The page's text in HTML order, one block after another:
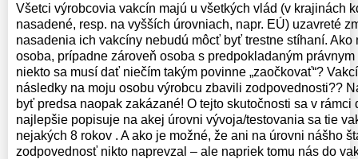
Všetci výrobcovia vakcín majú u všetkých vlád (v krajinách
nasadené, resp. na vyšších úrovniach, napr. EÚ) uzavreté
nasadenia ich vakcíny nebudú môcť byť trestne stíhaní.
osoba, prípadne zároveň osoba s predpokladaným
niekto sa musí dať niečím takým povinne „zaočkovať“?
následky na moju osobu výrobcu zbavili zodpovednosti??
byť predsa naopak zakázané! O tejto skutočnosti sa v rámci
najlepšie popisuje na akej úrovni vývoja/testovania sa tie
nejakých 8 rokov . A ako je možné, že ani na úrovni nášho
zodpovednosť nikto naprevzal – ale napriek tomu nás do